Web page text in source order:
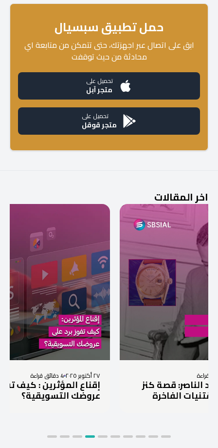
حمل تطبيق سبسيال
ابق على اتصال عبر اجهزتك، حتى تتمكن من متابعة اي
محادثة من حيث توقفت
تحميل على
متجر آبل
تحميل على
متجر قوقل
اخر المقالات
كنز إقناع المؤثرين : كيف تفوز برد على
عروضك التسويقية؟